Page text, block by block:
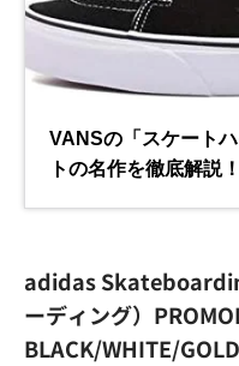
adidas
ーディング）
BLACK/WHITE/